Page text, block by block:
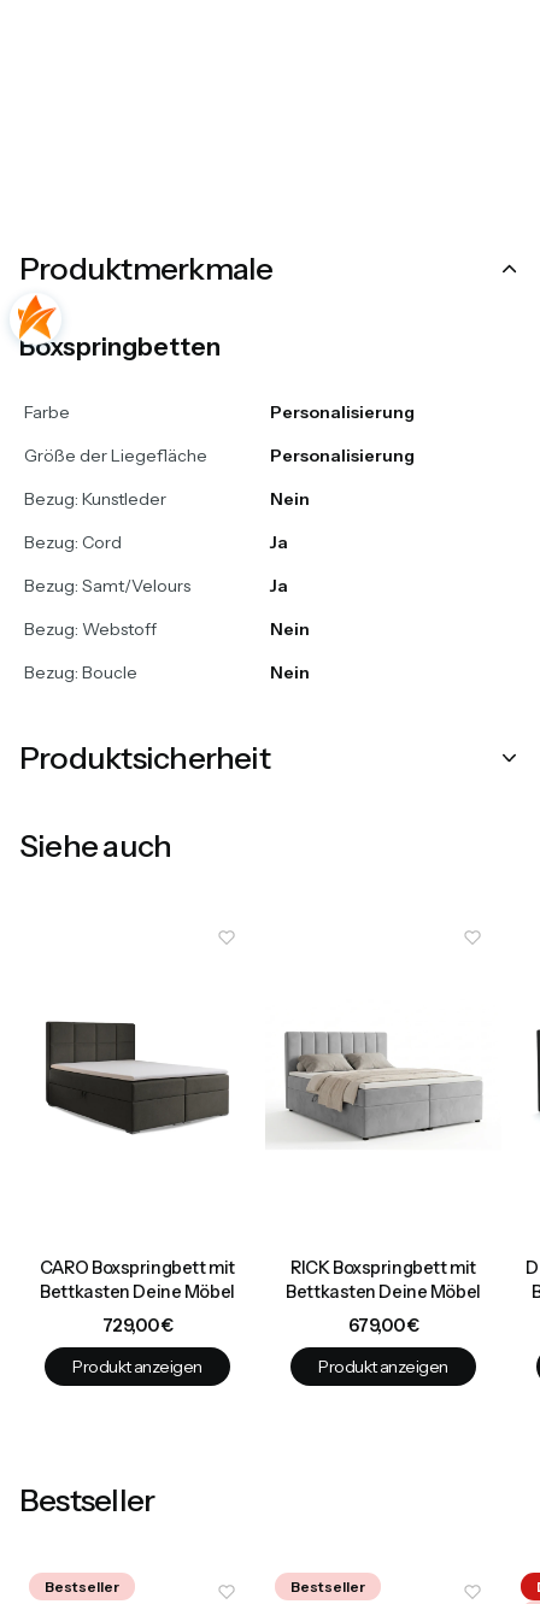
Produktmerkmale
Boxspringbetten
Farbe
Personalisierung
Größe der Liegefläche
Personalisierung
Bezug: Kunstleder
Nein
Bezug: Cord
Ja
Bezug: Samt/Velours
Ja
Bezug: Webstoff
Nein
Bezug: Boucle
Nein
Produktsicherheit
Siehe auch
CARO Boxspringbett mit
Bettkasten Deine Möbel
Preis
729,00 €
Produkt anzeigen
RICK Boxspringbett mit
Bettkasten Deine Möbel
Preis
679,00 €
Produkt anzeigen
Bestseller
Bestseller Bestseller